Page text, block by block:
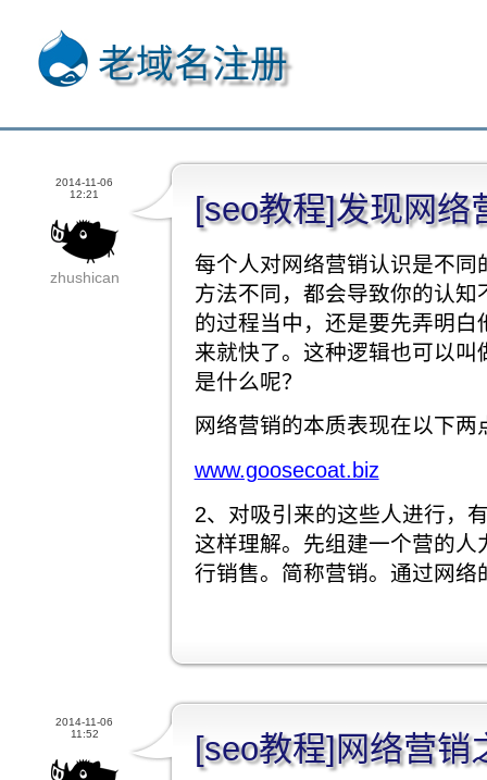
老域名注册
2014-11-06
12:21
zhushican
[seo教程]发现网络
每个人对网络营销认识是不
方法不同，都会导致你的认
的过程当中，还是要先弄明
来就快了。这种逻辑也可以
是什么呢？
网络营销的本质表现在以下两
www.goosecoat.biz
2、对吸引来的这些人进行，
这样理解。先组建一个营的
行销售。简称营销。通过网
2014-11-06
11:52
[seo教程]网络营销